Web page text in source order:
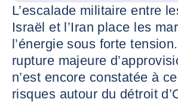
L’escalade militaire entre
Israël et l’Iran place les
l’énergie sous forte
rupture majeure
n’est encore constatée à
risques autour du détroit